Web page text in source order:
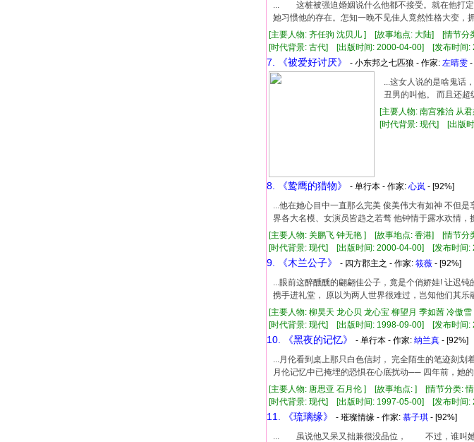
... 这桩被强迫婚姻说什么他都不接受。就在他打定
她习惯他的存在。怎知一晚不见佳人竟然性格大变，
[主要人物: 齐任驹 沈贝儿 ] [故事地点: 大陆] [情节分
[时代背景: 古代] [出版时间: 2000-04-00] [发布时
7. 《被爱好讨厌》 - 小东邦之七匹狼 - 作家: 左晴雯 -
...这女人说的是啥鬼话
丑男的叫他。 而且还
[主要人物: 南宫雅治 从
[时代背景: 现代] [出版
8. 《鸷鹰的猎物》 - 单行本 - 作家: 心岚 - [92%]
...他在她心目中一直那么完美 俊美伟大有如神 不但
界各大名模、女演员皆趋之若骛 他钟情于露水欢情，
[主要人物: 关鹏飞 钟无艳 ] [故事地点: 香港] [情节分
[时代背景: 现代] [出版时间: 2000-04-00] [发布时
9. 《木兰公子》 - 四方郡主之 - 作家: 筱薇 - [92%]
...眼前这醉醺醺的翩翩佳公子，竟是个俏娇娃! 让迟
携手进礼堂， 原以为两人世界很难过，岂知他们其乐
[主要人物: 柳昊天 龙心贝 龙心宝 柳望月 季如茜 冷
[时代背景: 现代] [出版时间: 1998-09-00] [发布时
10. 《黑夜的记忆》 - 单行本 - 作家: 纳兰真 - [92%]
...月伦看到桌上那只白色信封， 完全陌生的笔迹刻划
月伦记忆中已掩埋的恐惧在心底扰动── 四年前，她
[主要人物: 唐思亚 石月伦 ] [故事地点: ] [情节分类:
[时代背景: 现代] [出版时间: 1997-05-00] [发布时
11. 《琉璃缘》 - 璀璨情缘 - 作家: 慕子琪 - [92%]
... 虽说他又呆又拙兼很没品位， 不过，谁叫